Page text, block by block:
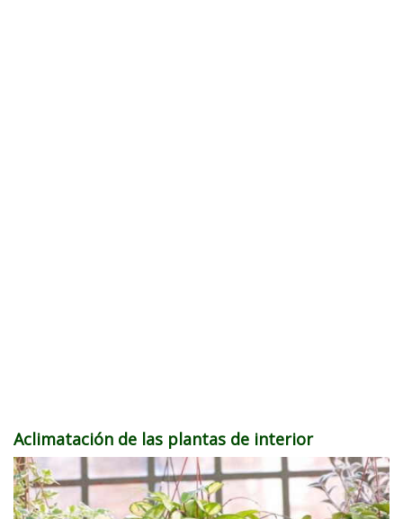
Aclimatación de las plantas de interior